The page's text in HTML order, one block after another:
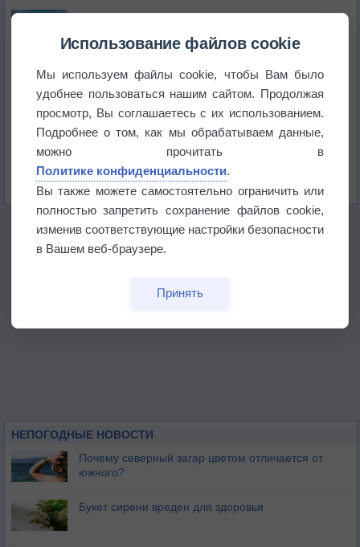
Европейские столицы бьют рекорды жары
не выпадал дождь
Лето продолжит щедро раздавать своё тепло!
Погода в Екатеринбурге 5 августа
НЕПОГОДНЫЕ НОВОСТИ
Почему северный загар цветом отличается от
южного?
Букет сирени вреден для здоровья
Использование файлов cookie
Мы используем файлы cookie, чтобы Вам было
удобнее пользоваться нашим сайтом. Продолжая
просмотр, Вы соглашаетесь с их использованием.
Подробнее о том, как мы обрабатываем данные,
можно прочитать в
Политике конфиденциальности.
Вы также можете самостоятельно ограничить или
полностью запретить сохранение файлов cookie,
изменив соответствующие настройки безопасности
в Вашем веб-браузере.
Принять